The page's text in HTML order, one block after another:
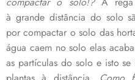
à grande distância do solo
por compactar o solo das
água caem no solo elas
as partículas do solo e isto